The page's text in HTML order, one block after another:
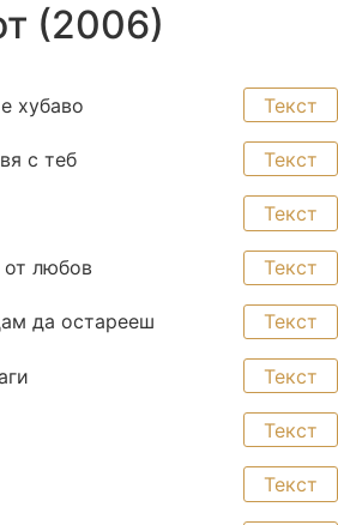
(2006)
хубаво Текст
с теб Текст
Текст
от любов Текст
да остарееш Текст
Текст
Текст
Текст